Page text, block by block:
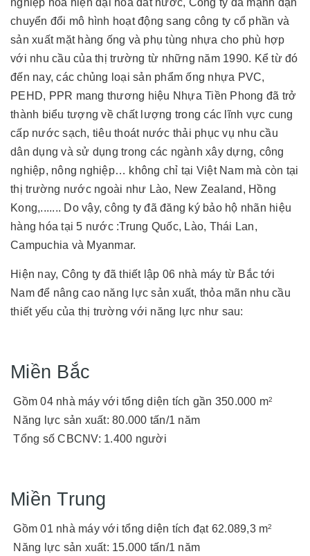
nghiệp hóa hiện đại hóa đất nước, Công ty đã mạnh dạn
chuyển đổi mô hình hoạt động sang công ty cổ phần và
sản xuất mặt hàng ống và phụ tùng nhựa cho phù hợp
với nhu cầu của thị trường từ những năm 1990. Kể từ đó
đến nay, các chủng loại sản phẩm ống nhựa PVC,
PEHD, PPR mang thương hiệu Nhựa Tiền Phong đã trở
thành biểu tượng về chất lượng trong các lĩnh vực cung
cấp nước sạch, tiêu thoát nước thải phục vụ nhu cầu
dân dụng và sử dụng trong các ngành xây dựng, công
nghiệp, nông nghiệp… không chỉ tại Việt Nam mà còn tại
thị trường nước ngoài như Lào, New Zealand, Hồng
Kong,....... Do vậy, công ty đã đăng ký bảo hộ nhãn hiệu
hàng hóa tại 5 nước :Trung Quốc, Lào, Thái Lan,
Campuchia và Myanmar.
Hiện nay, Công ty đã thiết lập 06 nhà máy từ Bắc tới
Nam để nâng cao năng lực sản xuất, thỏa mãn nhu cầu
thiết yếu của thị trường với năng lực như sau:
Miền Bắc
Gồm 04 nhà máy với tổng diện tích gần 350.000 m2
Năng lực sản xuất: 80.000 tấn/1 năm
Tổng số CBCNV: 1.400 người
Miền Trung
Gồm 01 nhà máy với tổng diện tích đạt 62.089,3 m2
Năng lực sản xuất: 15.000 tấn/1 năm